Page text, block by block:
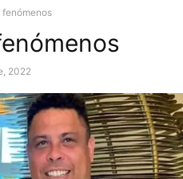
fenómenos
2022